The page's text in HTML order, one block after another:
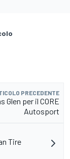
PRECEDENTE
Glen per il CORE
Autosport
Tire